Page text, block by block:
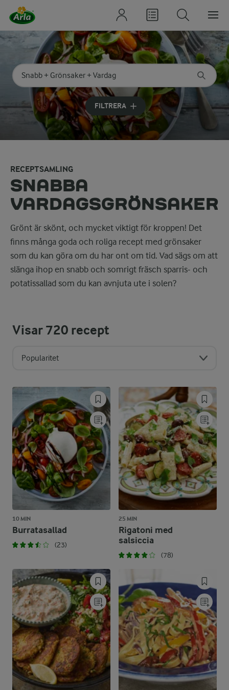
Sök på kategori eller ingrediens
Skriv in sökord för att få förslag
FILTRERA
RECEPTSAMLING
SNABBA
VARDAGSGRÖNSAKER
Grönt är skönt, och mycket viktigt för kroppen! Det
finns många goda och roliga recept med grönsaker
som du kan göra om du har ont om tid. Vad sägs om att
slänga ihop en snabb och somrigt fräsch sparris- och
potatissallad som du kan avnjuta ute i solen?
Visar720 recept
Popularitet
10 MIN
Burratasallad
(23)
25 MIN
Rigatoni med
salsiccia
(78)